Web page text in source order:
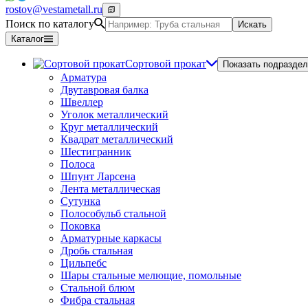
rostov@vestametall.ru
Поиск по каталогу
Искать
Каталог
Сортовой прокат Показать
Арматура
Двутавровая балка
Швеллер
Уголок металлический
Круг металлический
Квадрат металлический
Шестигранник
Полоса
Шпунт Ларсена
Лента металлическая
Сутунка
Полособульб стальной
Поковка
Арматурные каркасы
Дробь стальная
Цильпебс
Шары стальные мелющие, помольные
Стальной блюм
Фибра стальная